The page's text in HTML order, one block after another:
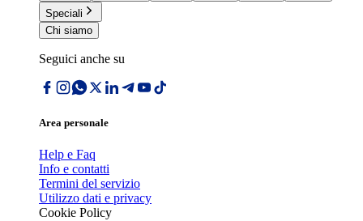
Speciali
Chi siamo
Seguici anche su
Area personale
Help e Faq
Info e contatti
Termini del servizio
Utilizzo dati e privacy
Cookie Policy